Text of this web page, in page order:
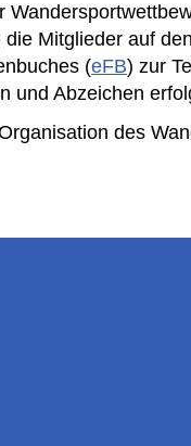
Mitglieder auf
(eFB) zur
und Abzeichen
des